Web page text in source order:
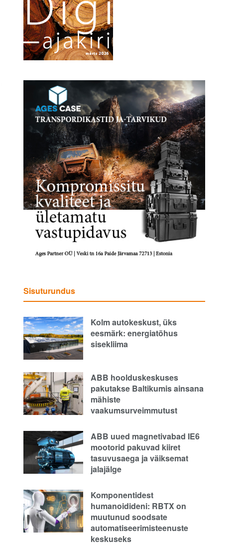
Sisuturundus
Kolm autokeskust, üks
eesmärk: energiatõhus
sisekliima
ABB hoolduskeskuses
pakutakse Baltikumis ainsana
mähiste
vaakumsurveimmutust
ABB uued magnetivabad IE6
mootorid pakuvad kiiret
tasuvusaega ja väiksemat
jalajälge
Komponentidest
humanoidideni: RBTX on
muutunud soodsate
automatiseerimisteenuste
keskuseks